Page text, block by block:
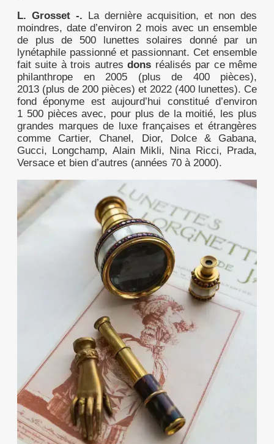
L. Grosset -. La dernière acquisition, et non des
moindres, date d’environ 2 mois avec un ensemble
de plus de 500 lunettes solaires donné par un
lynétaphile passionné et passionnant. Cet ensemble
fait suite à trois autresdons réalisés par ce même
philanthrope en 2005 (plus de 400 pièces),
2013 (plus de 200 pièces) et 2022 (400 lunettes). Ce
fond éponyme est aujourd’hui constitué d’environ
1 500 pièces avec, pour plus de la moitié, les plus
grandes marques de luxe françaises et étrangères
comme Cartier, Chanel, Dior, Dolce & Gabana,
Gucci, Longchamp, Alain Mikli, Nina Ricci, Prada,
Versace et bien d’autres (années 70 à 2000).